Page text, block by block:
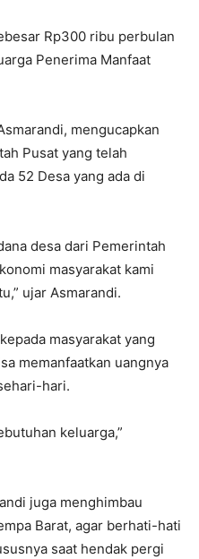
Rp300 ribu perbulan
Penerima Manfaat
mengucapkan
Pusat yang telah
52 Desa yang ada di
desa dari Pemerintah
masyarakat kami
ujar Asmarandi.
masyarakat yang
memanfaatkan uangnya
hari.
keluarga,”
juga menghimbau
Barat, agar berhati-hati
saat hendak pergi